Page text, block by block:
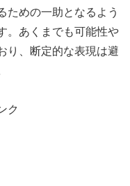
ための一助となるよう
。あくまでも可能性や
り、断定的な表現は避
ク